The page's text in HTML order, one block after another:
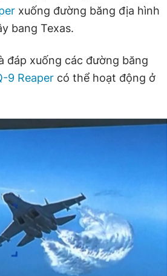
xuống đường băng địa hình
bang Texas.
đáp xuống các đường băng
9 Reaper có thể hoạt động ở